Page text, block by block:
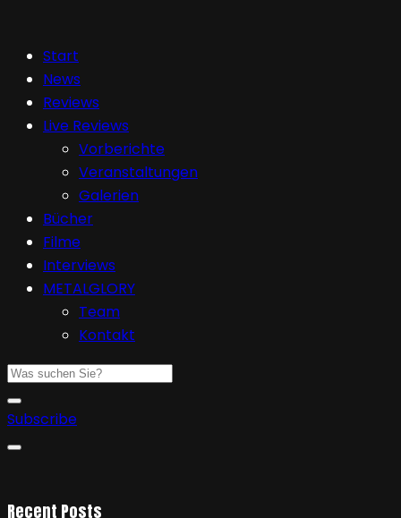
Start
News
Reviews
Live Reviews
Vorberichte
Veranstaltungen
Galerien
Bücher
Filme
Interviews
METALGLORY
Team
Kontakt
Subscribe
Recent Posts